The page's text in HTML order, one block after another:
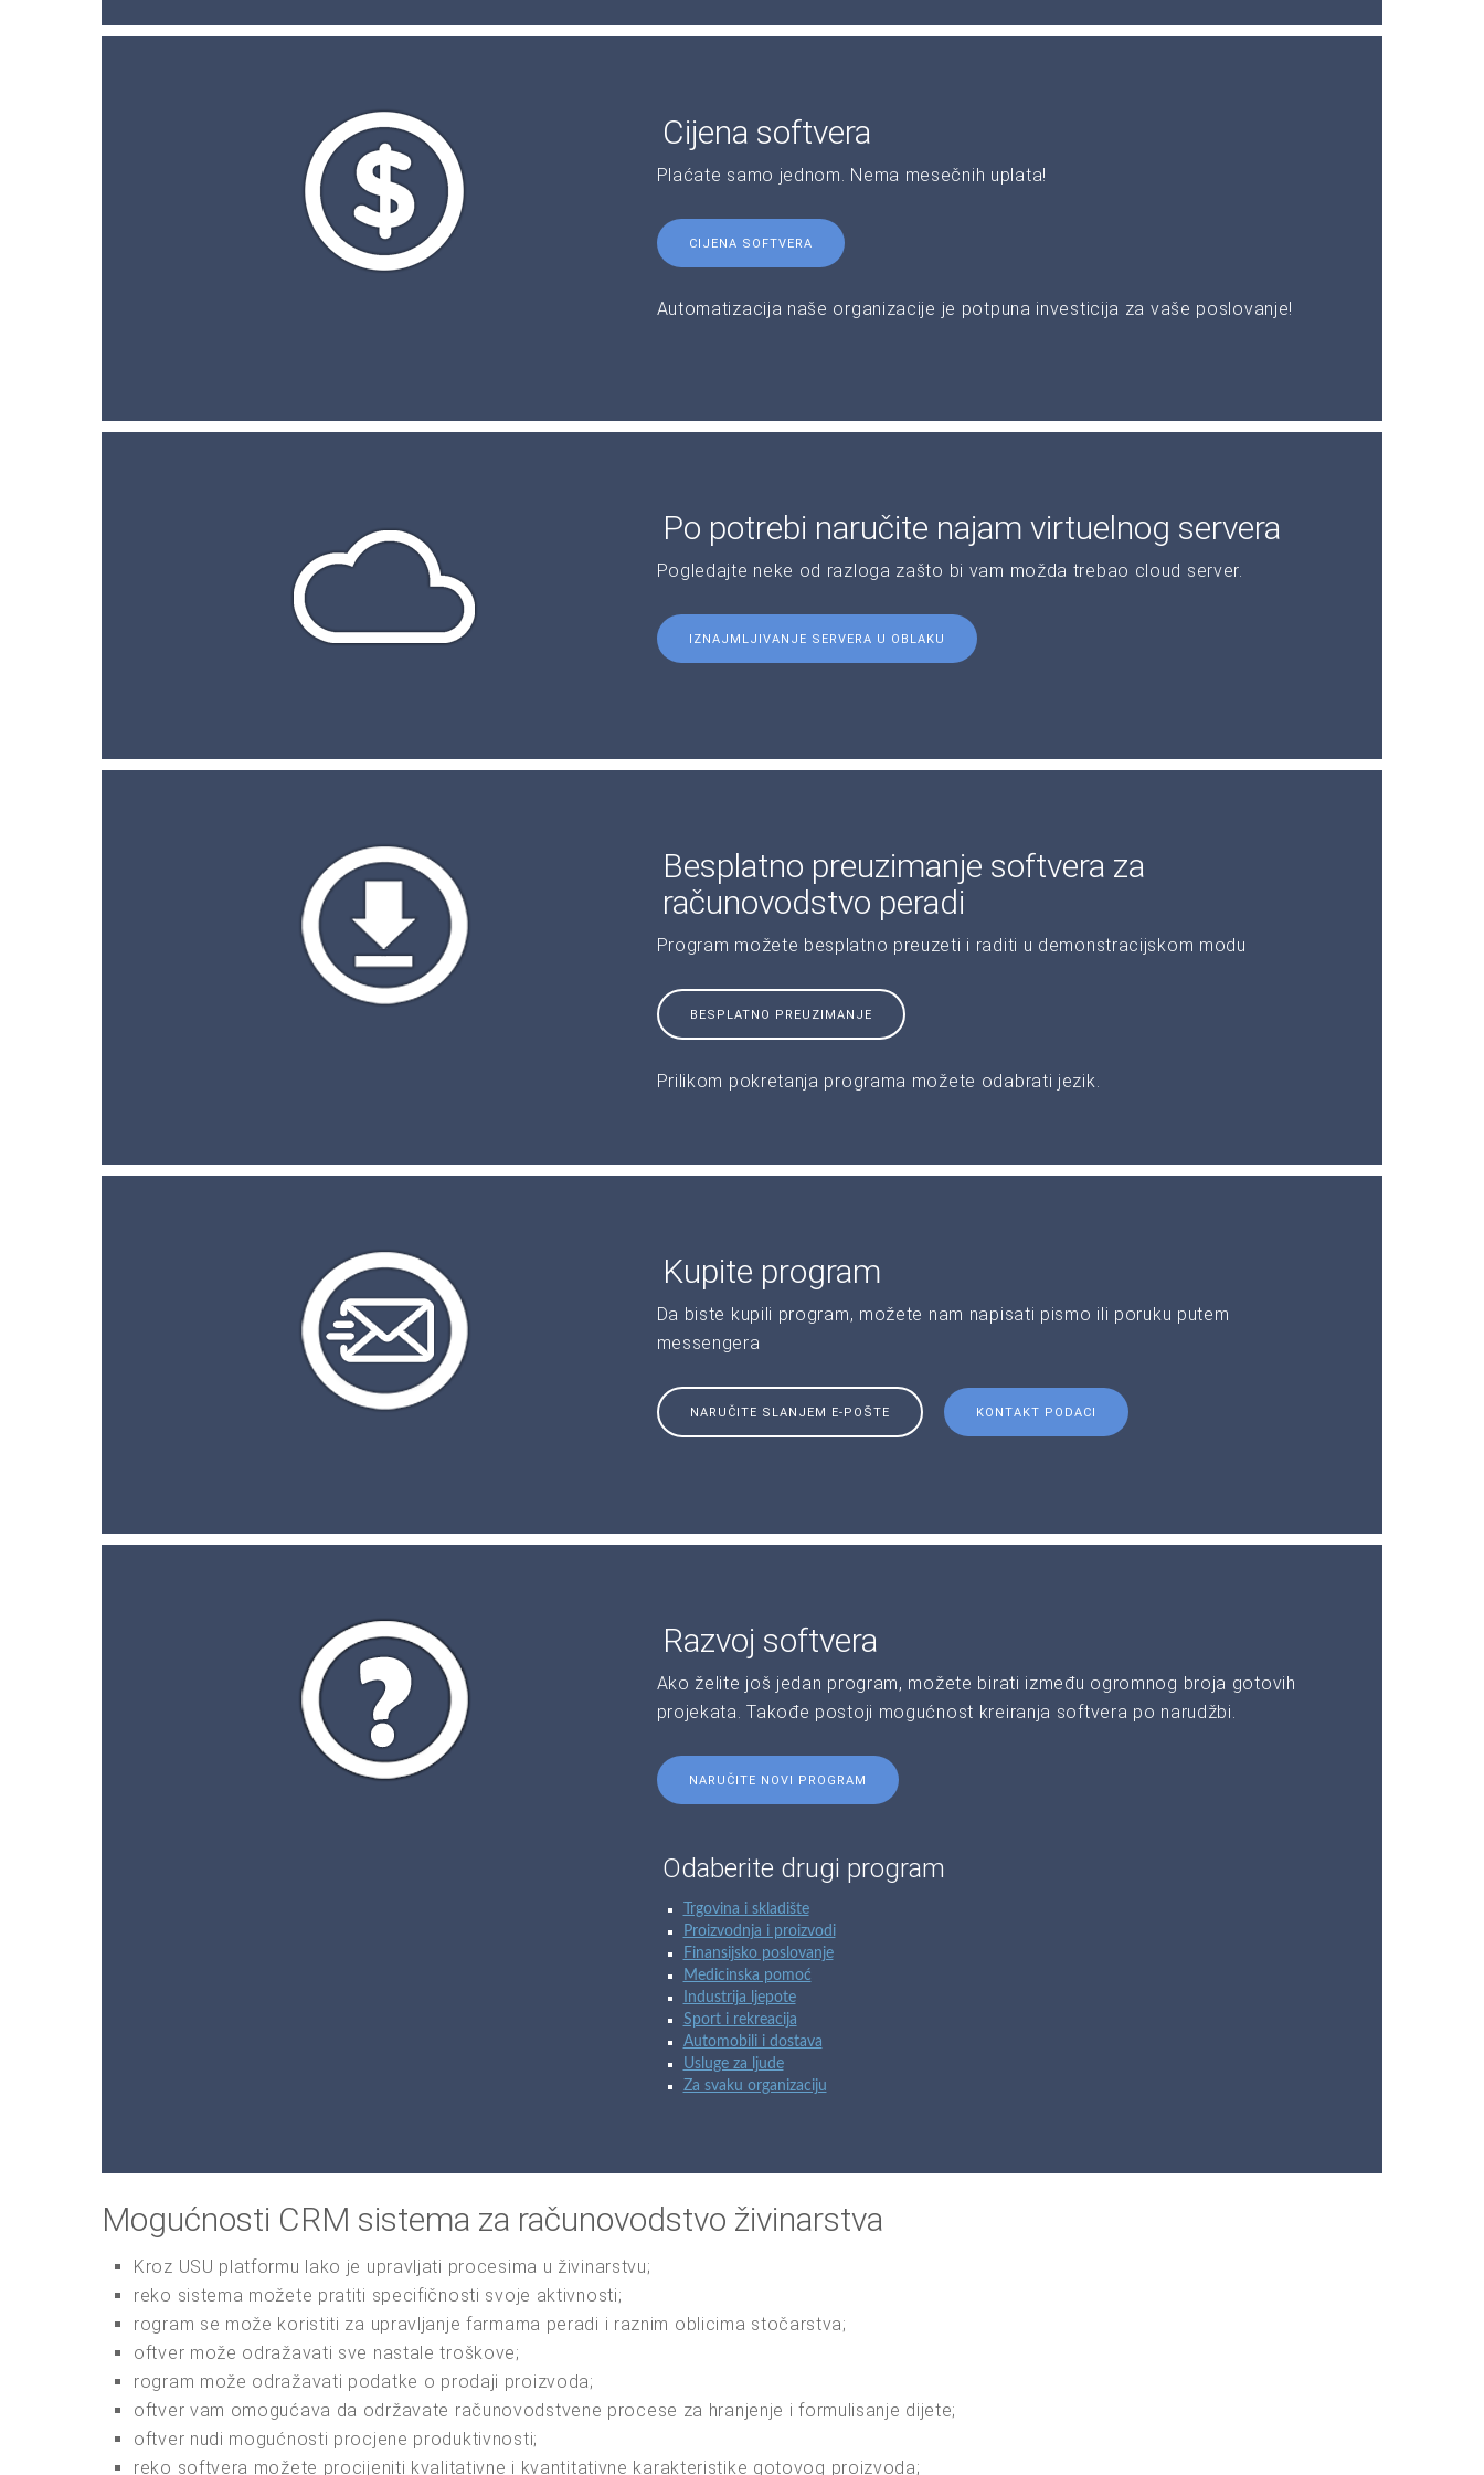
Cijena softvera
Plaćate samo jednom. Nema mesečnih uplata!
CIJENA SOFTVERA
Automatizacija naše organizacije je potpuna investicija za vaše poslovanje!
Po potrebi naručite najam virtuelnog servera
Pogledajte neke od razloga zašto bi vam možda trebao cloud server.
IZNAJMLJIVANJE SERVERA U OBLAKU
Besplatno preuzimanje softvera za
računovodstvo peradi
Program možete besplatno preuzeti i raditi u demonstracijskom modu
BESPLATNO PREUZIMANJE
Prilikom pokretanja programa možete odabrati jezik.
Kupite program
Da biste kupili program, možete nam napisati pismo ili poruku putem
messengera
NARUČITE SLANJEM E-POŠTE KONTAKT PODACI
Razvoj softvera
Ako želite još jedan program, možete birati između ogromnog broja gotovih
projekata. Takođe postoji mogućnost kreiranja softvera po narudžbi.
NARUČITE NOVI PROGRAM
Odaberite drugi program
Trgovina i skladište
Proizvodnja i proizvodi
Finansijsko poslovanje
Medicinska pomoć
Industrija ljepote
Sport i rekreacija
Automobili i dostava
Usluge za ljude
Za svaku organizaciju
Mogućnosti CRM sistema za računovodstvo živinarstva
Kroz USU platformu lako je upravljati procesima u živinarstvu;
reko sistema možete pratiti specifičnosti svoje aktivnosti;
rogram se može koristiti za upravljanje farmama peradi i raznim oblicima stočarstva;
oftver može odražavati sve nastale troškove;
rogram može odražavati podatke o prodaji proizvoda;
oftver vam omogućava da održavate računovodstvene procese za hranjenje i formulisanje dijete;
oftver nudi mogućnosti procjene produktivnosti;
reko softvera možete procijeniti kvalitativne i kvantitativne karakteristike gotovog proizvoda;